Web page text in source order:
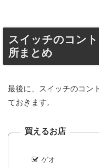
スイッチのコン
所まとめ
最後に、スイッチのコン
ておきます。
買えるお店
ゲオ